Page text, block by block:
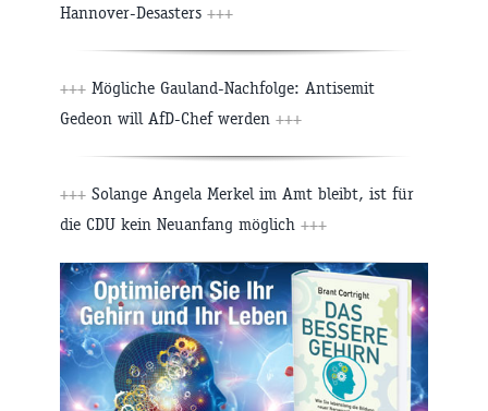
Hannover-Desasters +++
+++ Mögliche Gauland-Nachfolge: Antisemit
Gedeon will AfD-Chef werden +++
+++ Solange Angela Merkel im Amt bleibt, ist für
die CDU kein Neuanfang möglich +++